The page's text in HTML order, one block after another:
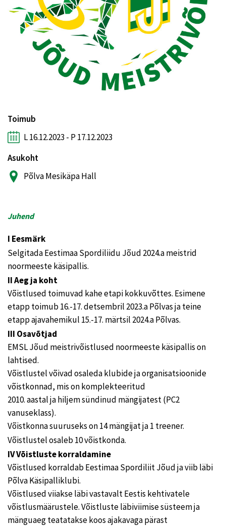
Toimub
L 16.12.2023 - P 17.12.2023
Asukoht
Põlva Mesikäpa Hall
Juhend
I Eesmärk
Selgitada Eestimaa Spordiliidu Jõud 2024.a meistrid
noormeeste käsipallis.
II Aeg ja koht
Võistlused toimuvad kahe etapi kokkuvõttes. Esimene
etapp toimub 16.-17. detsembril 2023.a Põlvas ja teine
etapp ajavahemikul 15.-17. märtsil 2024.a Põlvas.
III Osavõtjad
EMSL Jõud meistrivõistlused noormeeste käsipallis on
lahtised.
Võistlustel võivad osaleda klubide ja organisatsioonide
võistkonnad, mis on komplekteeritud
2010. aastal ja hiljem sündinud mängijatest (PC2
vanuseklass).
Võistkonna suuruseks on 14 mängijat ja 1 treener.
Võistlustel osaleb 10 võistkonda.
IV Võistluste korraldamine
Võistlused korraldab Eestimaa Spordiliit Jõud ja viib läbi
Põlva Käsipalliklubi.
Võistlused viiakse läbi vastavalt Eestis kehtivatele
võistlusmäärustele. Võistluste läbiviimise süsteem ja
mänguaeg teatatakse koos ajakavaga pärast